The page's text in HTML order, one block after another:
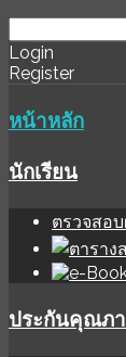
download
software
ihale
sınır
Login
Register
หน้าหลัก
นักเรียน
ตรวจสอ
ประกันคุณภ